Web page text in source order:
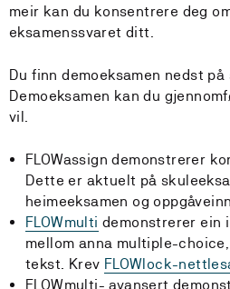
meir kan du konsentrere deg
eksamenssvaret ditt.
Du finn demoeksamen nedst
Demoeksamen kan du
vil.
FLOWassign demonstrerer
Dette er aktuelt på
heimeeksamen og
FLOWmulti demonstrerer ein
mellom anna multiple-
tekst. Krev FLOWlock-
FLOWmulti- avansert